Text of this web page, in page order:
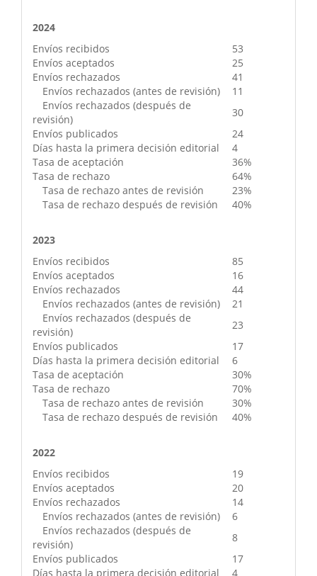
2024
Envíos recibidos
53
Envíos aceptados
25
Envíos rechazados
41
Envíos rechazados (antes de revisión)
11
Envíos rechazados (después de
revisión)
30
Envíos publicados
24
Días hasta la primera decisión editorial
4
Tasa de aceptación
36%
Tasa de rechazo
64%
Tasa de rechazo antes de revisión
23%
Tasa de rechazo después de revisión
40%
2023
Envíos recibidos
85
Envíos aceptados
16
Envíos rechazados
44
Envíos rechazados (antes de revisión)
21
Envíos rechazados (después de
revisión)
23
Envíos publicados
17
Días hasta la primera decisión editorial
6
Tasa de aceptación
30%
Tasa de rechazo
70%
Tasa de rechazo antes de revisión
30%
Tasa de rechazo después de revisión
40%
2022
Envíos recibidos
19
Envíos aceptados
20
Envíos rechazados
14
Envíos rechazados (antes de revisión)
6
Envíos rechazados (después de
revisión)
8
Envíos publicados
17
Días hasta la primera decisión editorial
4